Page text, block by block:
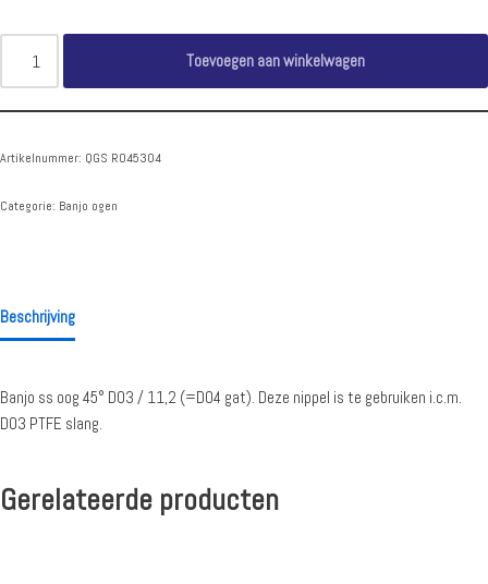
Toevoegen aan winkelwagen
Artikelnummer: QGS RO45304
Categorie: Banjo ogen
Beschrijving
Banjo ss oog 45° D03 / 11,2 (=D04 gat). Deze nippel is te gebruiken i.c.m.
D03 PTFE slang.
Gerelateerde producten